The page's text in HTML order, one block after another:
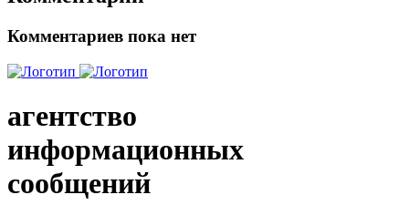
Комментариев пока нет
агентство
информационных
сообщений